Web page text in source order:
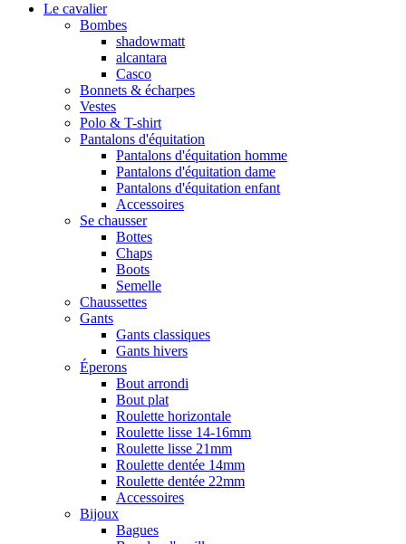
Le cavalier
Bombes
shadowmatt
alcantara
Casco
Bonnets & écharpes
Vestes
Polo & T-shirt
Pantalons d'équitation
Pantalons d'équitation homme
Pantalons d'équitation dame
Pantalons d'équitation enfant
Accessoires
Se chausser
Bottes
Chaps
Boots
Semelle
Chaussettes
Gants
Gants classiques
Gants hivers
Éperons
Bout arrondi
Bout plat
Roulette horizontale
Roulette lisse 14-16mm
Roulette lisse 21mm
Roulette dentée 14mm
Roulette dentée 22mm
Accessoires
Bijoux
Bagues